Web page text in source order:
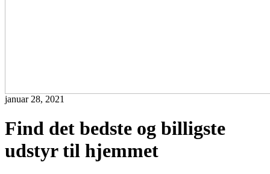
januar 28, 2021
Find det bedste og billigste
udstyr til hjemmet